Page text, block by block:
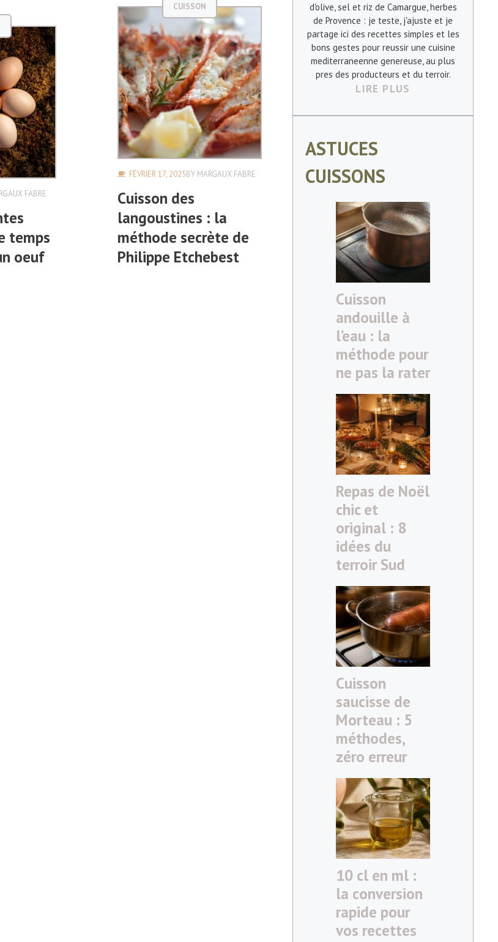
CUISSON
FÉVRIER 17, 2025BY MARGAUX FABRE
Cuisson des
langoustines : la
méthode secrète de
Philippe Etchebest
FABRE
temps
oeuf
d'olive, sel et riz de Camargue, herbes
de Provence : je teste, j'ajuste et je
partage ici des recettes simples et les
bons gestes pour reussir une cuisine
mediterraneenne genereuse, au plus
pres des producteurs et du terroir.
LIRE PLUS
ASTUCES
CUISSONS
Cuisson
andouille à
l’eau : la
méthode pour
ne pas la rater
Repas de Noël
chic et
original : 8
idées du
terroir Sud
Cuisson
saucisse de
Morteau : 5
méthodes,
zéro erreur
10 cl en ml :
la conversion
rapide pour
vos recettes